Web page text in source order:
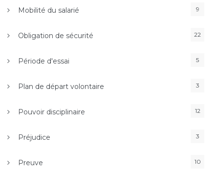
Mobilité du salarié 9
Obligation de sécurité 22
Période d'essai 5
Plan de départ volontaire 3
Pouvoir disciplinaire 12
Préjudice 3
Preuve 10